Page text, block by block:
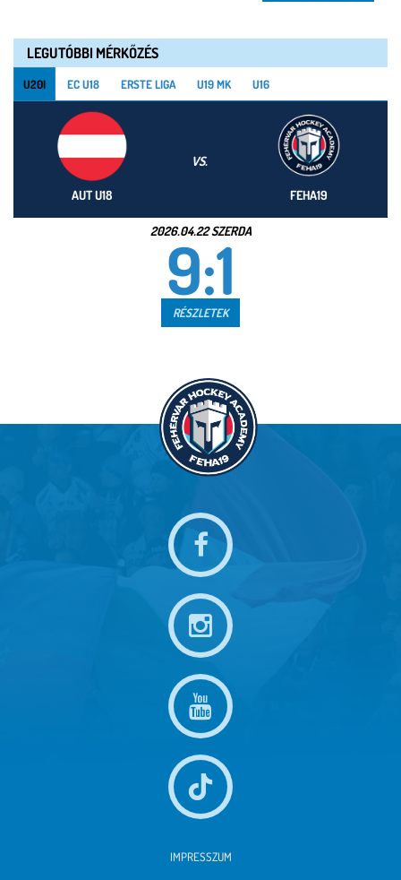
LEGUTÓBBI MÉRKŐZÉS
U20I EC U18 ERSTE LIGA U19 MK U16
AUT U18
VS.
FEHA19
2026.04.22 SZERDA
9:1
RÉSZLETEK
IMPRESSZUM